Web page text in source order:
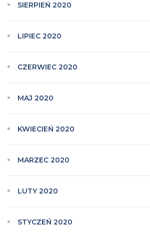
SIERPIEŃ 2020
LIPIEC 2020
CZERWIEC 2020
MAJ 2020
KWIECIEŃ 2020
MARZEC 2020
LUTY 2020
STYCZEŃ 2020